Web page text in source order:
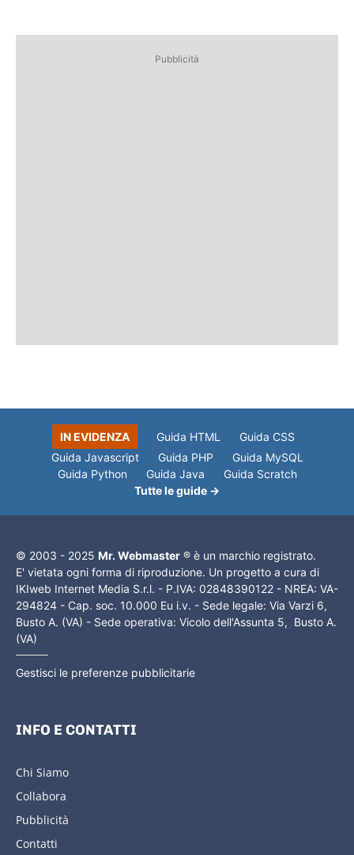
Pubblicità
IN EVIDENZA Guida HTML
Guida CSS
Guida Javascript
Guida PHP
Guida MySQL
Guida Python
Guida Java
Guida Scratch
Tutte le guide →
© 2003 - 2025 Mr. Webmaster ® è un marchio registrato.
E' vietata ogni forma di riproduzione. Un progetto a cura di
IKIweb Internet Media S.r.l. - P.IVA: 02848390122 - NREA: VA-
294824 - Cap. soc. 10.000 Eu i.v. - Sede legale: Via Varzi 6,
Busto A. (VA) - Sede operativa: Vicolo dell'Assunta 5, Busto A.
(VA)
Gestisci le preferenze pubblicitarie
INFO E CONTATTI
Chi Siamo
Collabora
Pubblicità
Contatti